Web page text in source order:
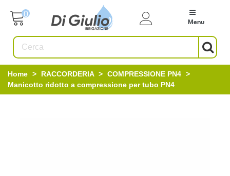
0
Menu
Home > RACCORDERIA > COMPRESSIONE PN4 >
Manicotto ridotto a compressione per tubo PN4